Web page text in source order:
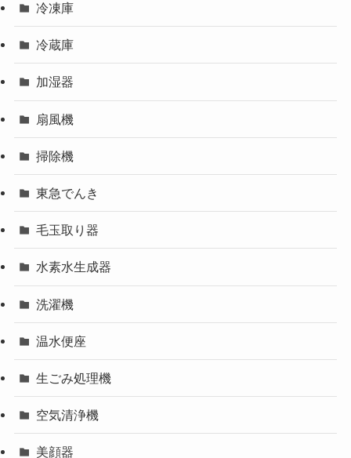
冷凍庫
冷蔵庫
加湿器
扇風機
掃除機
東急でんき
毛玉取り器
水素水生成器
洗濯機
温水便座
生ごみ処理機
空気清浄機
美顔器